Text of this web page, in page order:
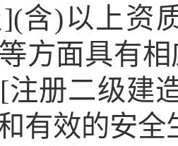
含)以上资
方面具有
册二级建
有效的安